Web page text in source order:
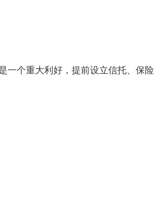
一个重大利好，提前设立信托、保险